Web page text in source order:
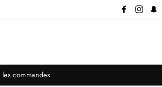
Facebook
commandes